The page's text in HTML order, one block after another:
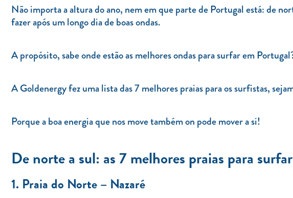
Não importa a altura do ano, nem em que parte de Portugal está: de
fazer após um longo dia de boas ondas.
A propósito, sabe onde estão as melhores ondas para surfar em
A Goldenergy fez uma lista das 7 melhores praias para os surfistas,
Porque a boa energia que nos move também on pode mover a si!
De norte a sul: as 7 melhores praias para
1. Praia do Norte – Nazaré